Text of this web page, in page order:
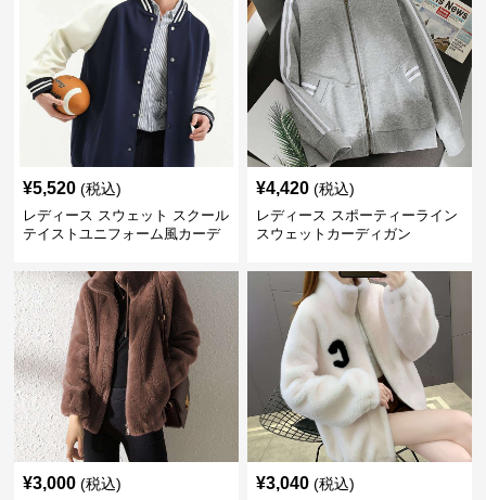
¥5,520 (税込)
レディース スウェット スクール
テイストユニフォーム風カーデ
¥4,420 (税込)
レディース スポーティーライン
スウェットカーディガン
¥3,000 (税込) ¥3,040 (税込)